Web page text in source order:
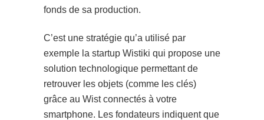
fonds de sa production.
C’est une stratégie qu’a utilisé par
exemple la startup Wistiki qui propose une
solution technologique permettant de
retrouver les objets (comme les clés)
grâce au Wist connectés à votre
smartphone. Les fondateurs indiquent que